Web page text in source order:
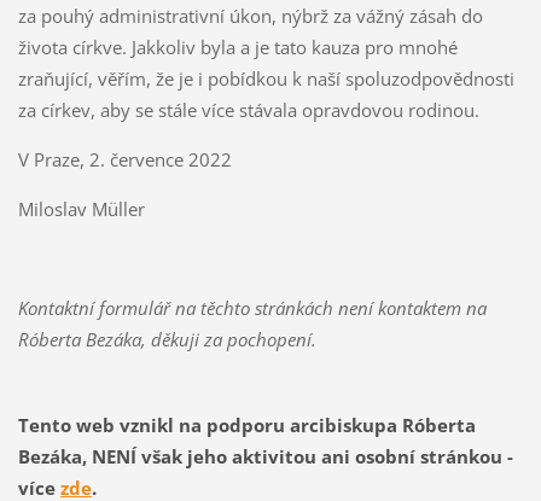
za pouhý administrativní úkon, nýbrž za vážný zásah do
života církve. Jakkoliv byla a je tato kauza pro mnohé
zraňující, věřím, že je i pobídkou k naší spoluzodpovědnosti
za církev, aby se stále více stávala opravdovou rodinou.
V Praze, 2. července 2022
Miloslav Müller
Kontaktní formulář na těchto stránkách není kontaktem na
Róberta Bezáka, děkuji za pochopení.
Tento web vznikl na podporu arcibiskupa Róberta
Bezáka, NENÍ však jeho aktivitou ani osobní stránkou -
více zde.